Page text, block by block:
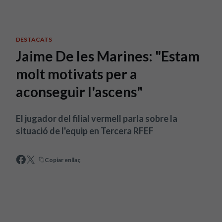
DESTACATS
Jaime De les Marines: "Estam
molt motivats per a
aconseguir l'ascens"
El jugador del filial vermell parla sobre la
situació de l'equip en Tercera RFEF
Copiar enllaç